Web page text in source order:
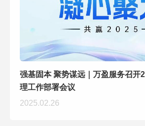
强基固本 聚势谋远｜万盈服务召开
理工作部署会议
2025.02.26